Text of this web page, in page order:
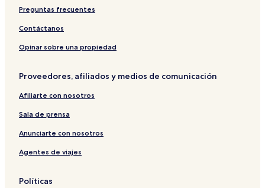
Preguntas frecuentes
Contáctanos
Opinar sobre una propiedad
Proveedores, afiliados y medios de comunicación
Afiliarte con nosotros
Sala de prensa
Anunciarte con nosotros
Agentes de viajes
Políticas